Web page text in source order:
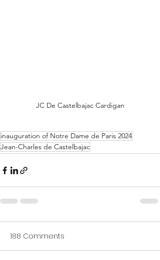
JC De Castelbajac Cardigan
inauguration of Notre Dame de Paris 2024
Jean-Charles de Castelbajac
188 Comments